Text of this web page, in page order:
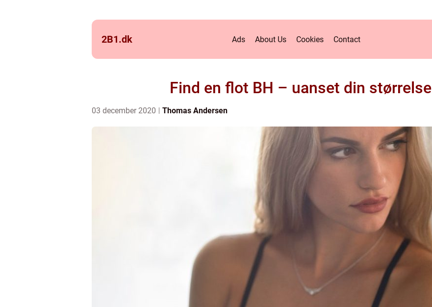
2B1.dk Ads About Us Cookies Contact
Find en flot BH – uanset din
03 december 2020 Thomas Andersen